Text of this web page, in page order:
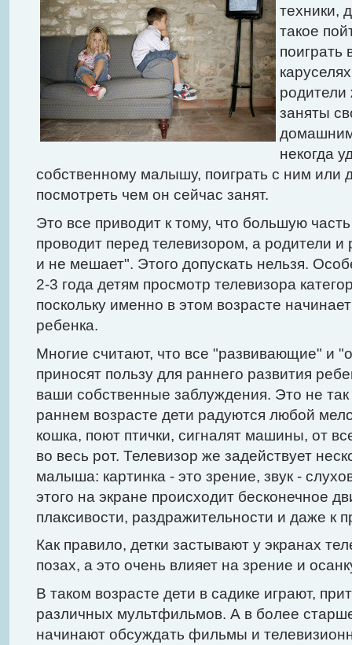
Можно ли увеличить грудь без операции? Таким вопросом
себя в форме. Давайте же подробнее рассмотрим этот вопрос. А
речь, нужно углубиться в анатомию.Далее...
техники,
такое
поиграть
родители
заняты
некогда
собственному малышу, поиграть с ним или
посмотреть чем он сейчас занят.
Это все приводит к тому, что большую
проводит перед телевизором, а родители и
и не мешает". Этого допускать нельзя.
2-3 года детям просмотр телевизора
поскольку именно в этом возрасте
ребенка.
Многие считают, что все "развивающие" и
приносят пользу для раннего развития
ваши собственные заблуждения. Это не
раннем возрасте дети радуются любой
кошка, поют птички, сигналят машины, от
во весь рот. Телевизор же задействует
малыша: картинка - это зрение, звук -
этого на экране происходит бесконечное
плаксивости, раздражительности и даже к
Как правило, детки застывают у экранах
позах, а это очень влияет на зрение и
В таком возрасте дети в садике играют,
различных мультфильмов. А в более
начинают обсуждать фильмы и